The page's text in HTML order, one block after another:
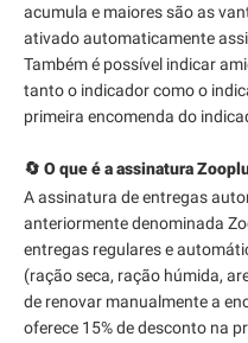
acumula e maiores são as
ativado automaticamente
Também é possível indicar
tanto o indicador como o
primeira encomenda do
🔄 O que é a assinatura
A assinatura de entregas
anteriormente denominada
entregas regulares e
(ração seca, ração húmida,
de renovar manualmente a
oferece 15% de desconto na